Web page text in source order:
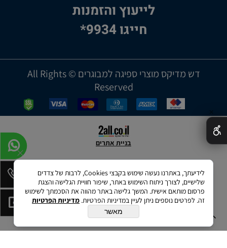
לייעוץ והזמנות
חייגו 9934*
דש מדיקס מוצרי ספיגה למבוגרים © All Rights
Reserved
בניית אתרים
לידיעתך, באתרנו נעשה שימוש בקבצי Cookies, לרבות של צדדים
שלישיים, לצורך ניתוח השימוש באתר, שיפור חוויית הגלישה והצגת
פרסום מותאם אישית. המשך גלישה באתר מהווה את הסכמתך לשימוש
זה. לפרטים נוספים ניתן לעיין במדיניות הפרטיות. מדיניות הפרטיות
מאשר